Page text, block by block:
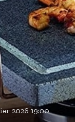
2026 19:00